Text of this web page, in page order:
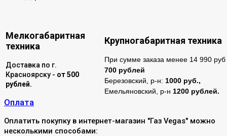
Мелкогабаритная
техника
Крупногабаритная техника
Доставка по г.
Красноярску - от 500
рублей.
При сумме заказа менее 14 990 руб
700 рублей
Березовский, р-н: 1000 руб.,
Емельяновский, р-н 1200 рублей.
Оплата
Оплатить покупку в интернет-магазин "Газ Vegas" можно
несколькими способами: